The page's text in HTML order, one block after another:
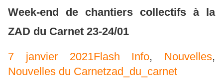
Week-end de chantiers collectifs à la
ZAD du Carnet 23-24/01
7 janvier 2021Flash Info, Nouvelles,
Nouvelles du Carnetzad_du_carnet